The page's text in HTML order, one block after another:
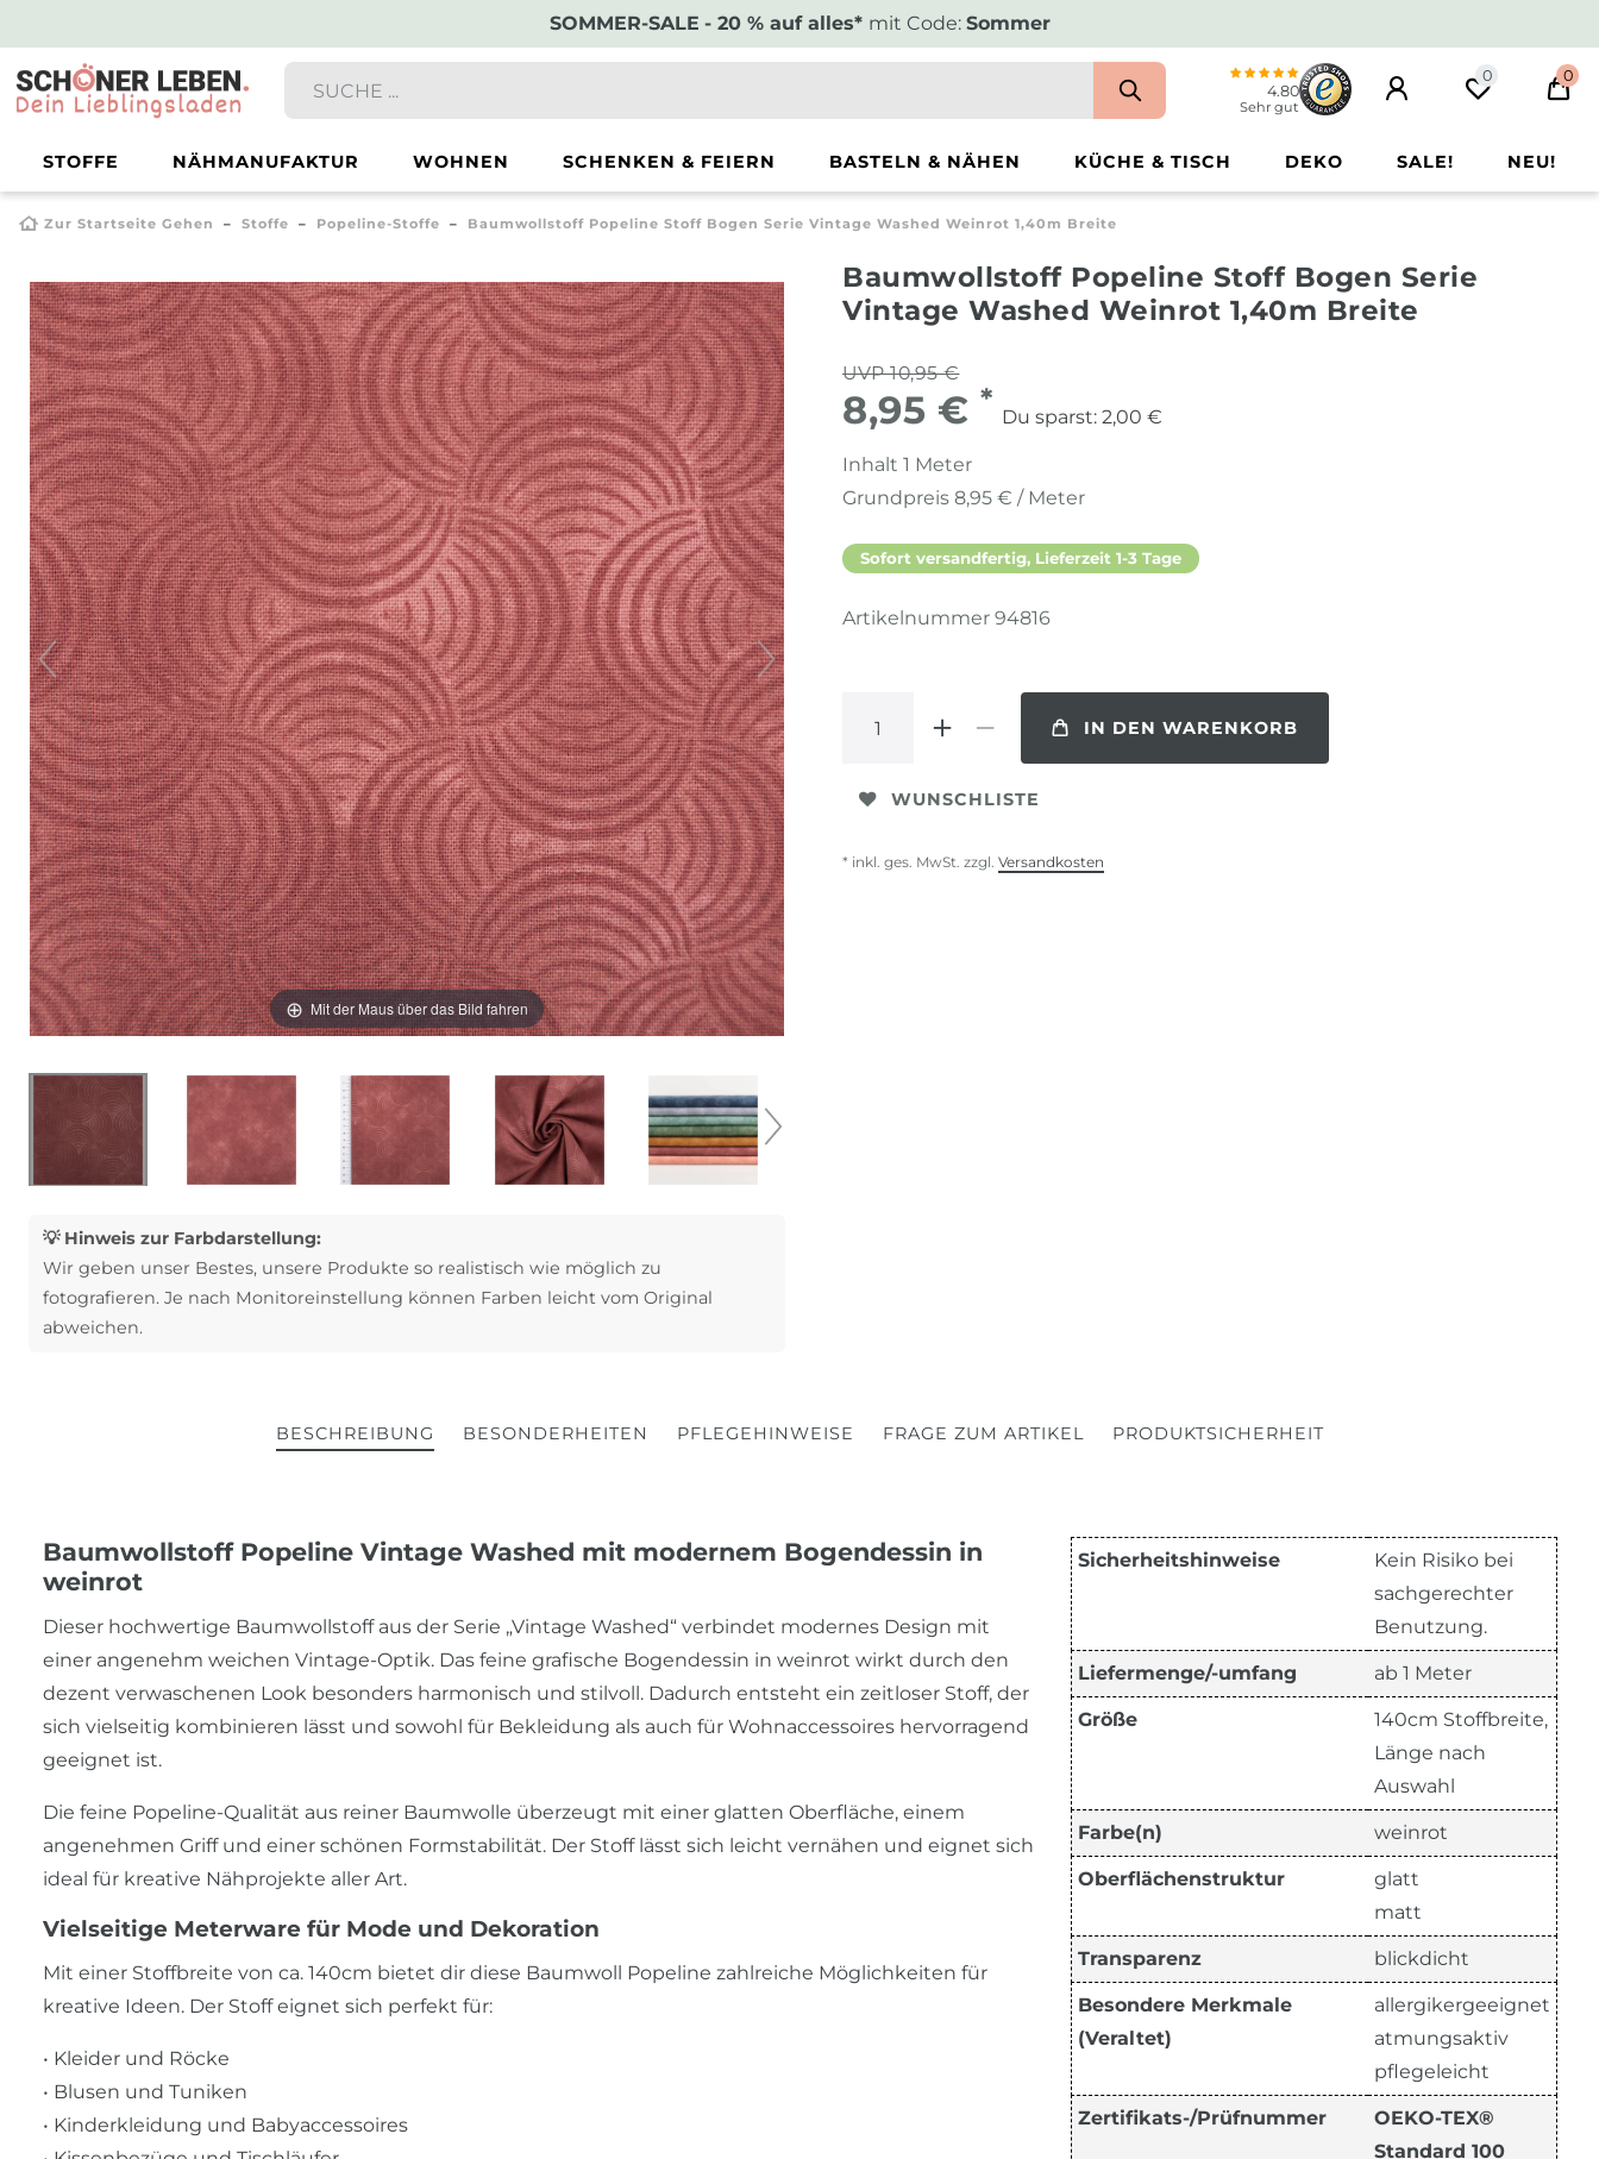
SOMMER-SALE - 20 % auf alles* mit Code: Sommer
4.80
Sehr gut
0 0
STOFFE NÄHMANUFAKTUR WOHNEN SCHENKEN & FEIERN BASTELN & NÄHEN KÜCHE & TISCH DEKO SALE! NEU!
Zur Startseite Gehen Stoffe Popeline-Stoffe Baumwollstoff Popeline Stoff Bogen Serie Vintage Washed Weinrot 1,40m Breite
Mit der Maus über das Bild fahren
💡 Hinweis zur Farbdarstellung:
Wir geben unser Bestes, unsere Produkte so realistisch wie möglich zu
fotografieren. Je nach Monitoreinstellung können Farben leicht vom Original
abweichen.
Baumwollstoff Popeline Stoff Bogen Serie
Vintage Washed Weinrot 1,40m Breite
UVP 10,95 €
8,95 € *
Du sparst: 2,00 €
Inhalt 1 Meter
Grundpreis 8,95 € / Meter
Sofort versandfertig, Lieferzeit 1-3 Tage
Artikelnummer 94816
IN DEN WARENKORB
WUNSCHLISTE
* inkl. ges. MwSt. zzgl. Versandkosten
BESCHREIBUNG BESONDERHEITEN PFLEGEHINWEISE FRAGE ZUM ARTIKEL PRODUKTSICHERHEIT
Baumwollstoff Popeline Vintage Washed mit modernem Bogendessin in
weinrot
Dieser hochwertige Baumwollstoff aus der Serie „Vintage Washed“ verbindet modernes Design mit
einer angenehm weichen Vintage-Optik. Das feine grafische Bogendessin in weinrot wirkt durch den
dezent verwaschenen Look besonders harmonisch und stilvoll. Dadurch entsteht ein zeitloser Stoff, der
sich vielseitig kombinieren lässt und sowohl für Bekleidung als auch für Wohnaccessoires hervorragend
geeignet ist.
Die feine Popeline-Qualität aus reiner Baumwolle überzeugt mit einer glatten Oberfläche, einem
angenehmen Griff und einer schönen Formstabilität. Der Stoff lässt sich leicht vernähen und eignet sich
ideal für kreative Nähprojekte aller Art.
Vielseitige Meterware für Mode und Dekoration
Mit einer Stoffbreite von ca. 140cm bietet dir diese Baumwoll Popeline zahlreiche Möglichkeiten für
kreative Ideen. Der Stoff eignet sich perfekt für:
• Kleider und Röcke
• Blusen und Tuniken
• Kinderkleidung und Babyaccessoires
Sicherheitshinweise
Kein Risiko bei
sachgerechter
Benutzung.
Liefermenge/-umfang ab 1 Meter
Größe
140cm Stoffbreite,
Länge nach
Auswahl
Farbe(n) weinrot
Oberflächenstruktur
glatt
matt
Transparenz blickdicht
Besondere Merkmale
(Veraltet)
allergikergeeignet
atmungsaktiv
pflegeleicht
Zertifikats-/Prüfnummer
OEKO-TEX®
Standard 100